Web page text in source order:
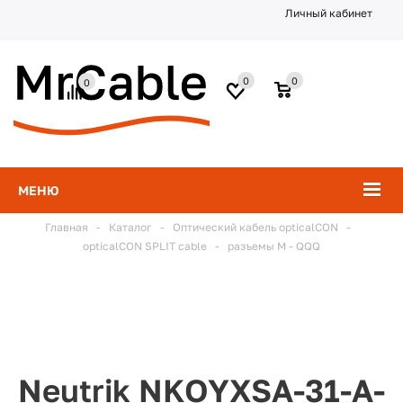
Личный кабинет
МЕНЮ
0
0
0
Главная - Каталог - Оптический кабель opticalCON
-
opticalCON SPLIT cable - разъемы M - QQQ
Neutrik NKOYXSA-31-A-